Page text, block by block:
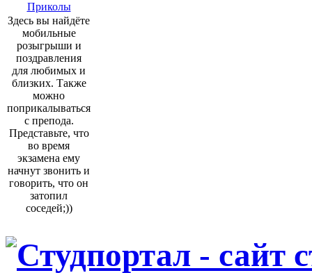
Приколы
Здесь вы найдёте
мобильные
розыгрыши и
поздравления
для любимых и
близких. Также
можно
поприкалываться
с препода.
Представьте, что
во время
экзамена ему
начнут звонить и
говорить, что он
затопил
соседей;))